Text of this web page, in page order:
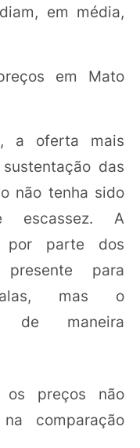
em média,
em Mato
a oferta mais
das
não tenha sido
escassez. A
por parte dos
presente para
mas o
de maneira
os preços não
comparação